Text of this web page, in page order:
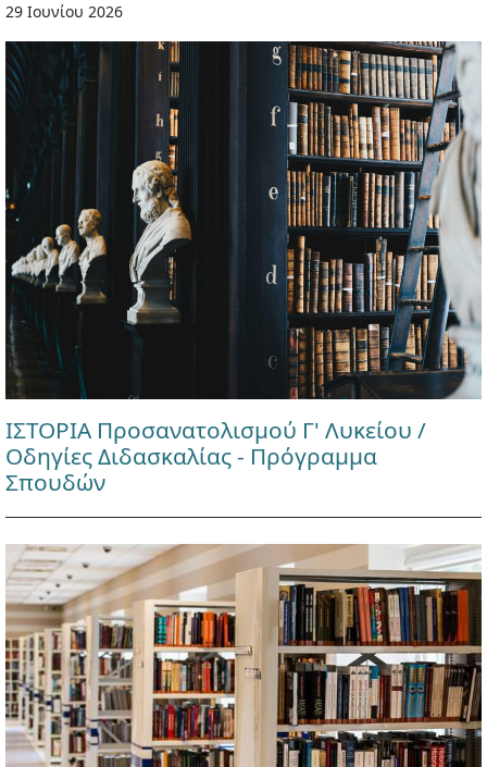
29 Ιουνίου 2026
ΙΣΤΟΡΙΑ Προσανατολισμού Γ' Λυκείου /
Οδηγίες Διδασκαλίας - Πρόγραμμα
Σπουδών